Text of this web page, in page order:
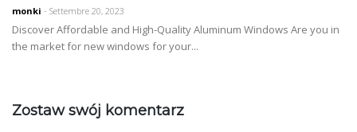
monki - Settembre 20, 2023
Discover Affordable and High-Quality Aluminum Windows Are you in
the market for new windows for your...
Zostaw swój komentarz